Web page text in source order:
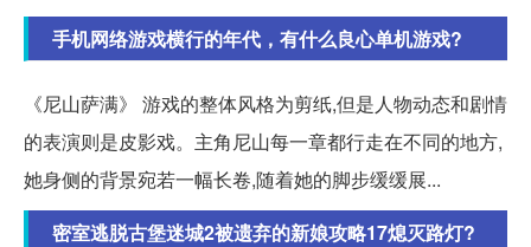
手机网络游戏横行的年代，有什么良心单机游戏?
《尼山萨满》 游戏的整体风格为剪纸,但是人物动态和剧情
的表演则是皮影戏。主角尼山每一章都行走在不同的地方,
她身侧的背景宛若一幅长卷,随着她的脚步缓缓展...
密室逃脱古堡迷城2被遗弃的新娘攻略17熄灭路灯?